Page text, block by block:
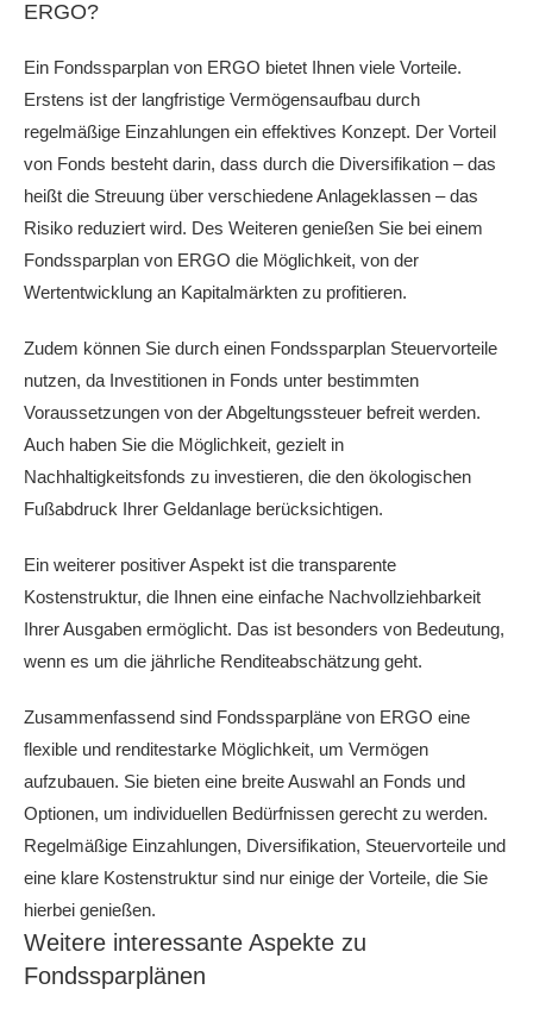
ERGO?
Ein Fondssparplan von ERGO bietet Ihnen viele Vorteile.
Erstens ist der langfristige Vermögensaufbau durch
regelmäßige Einzahlungen ein effektives Konzept. Der Vorteil
von Fonds besteht darin, dass durch die Diversifikation – das
heißt die Streuung über verschiedene Anlageklassen – das
Risiko reduziert wird. Des Weiteren genießen Sie bei einem
Fondssparplan von ERGO die Möglichkeit, von der
Wertentwicklung an Kapitalmärkten zu profitieren.
Zudem können Sie durch einen Fondssparplan Steuervorteile
nutzen, da Investitionen in Fonds unter bestimmten
Voraussetzungen von der Abgeltungssteuer befreit werden.
Auch haben Sie die Möglichkeit, gezielt in
Nachhaltigkeitsfonds zu investieren, die den ökologischen
Fußabdruck Ihrer Geldanlage berücksichtigen.
Ein weiterer positiver Aspekt ist die transparente
Kostenstruktur, die Ihnen eine einfache Nachvollziehbarkeit
Ihrer Ausgaben ermöglicht. Das ist besonders von Bedeutung,
wenn es um die jährliche Renditeabschätzung geht.
Zusammenfassend sind Fondssparpläne von ERGO eine
flexible und renditestarke Möglichkeit, um Vermögen
aufzubauen. Sie bieten eine breite Auswahl an Fonds und
Optionen, um individuellen Bedürfnissen gerecht zu werden.
Regelmäßige Einzahlungen, Diversifikation, Steuervorteile und
eine klare Kostenstruktur sind nur einige der Vorteile, die Sie
hierbei genießen.
Weitere interessante Aspekte zu
Fondssparplänen